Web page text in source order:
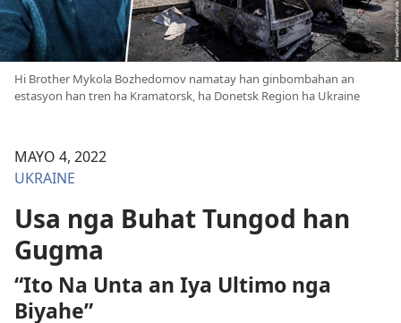
Hi Brother Mykola Bozhedomov namatay han ginbombahan an
estasyon han tren ha Kramatorsk, ha Donetsk Region ha Ukraine
MAYO 4, 2022
UKRAINE
Usa nga Buhat Tungod han
Gugma
“Ito Na Unta an Iya Ultimo nga
Biyahe”